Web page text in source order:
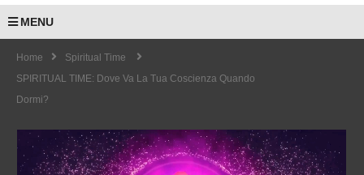
MENU
Home
Spiritual Time
SPIRITUAL TIME: Dove Va La Tua Coscienza Quando
Dormi?